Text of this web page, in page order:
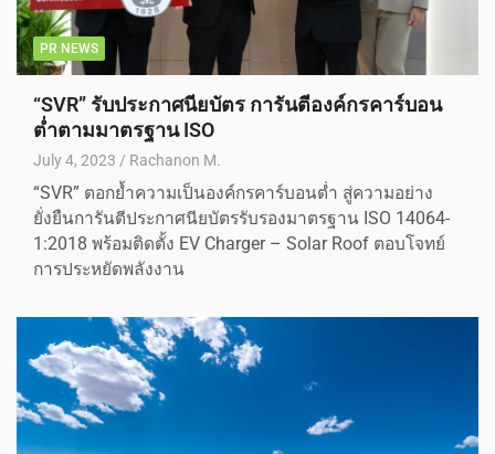
PR NEWS
“SVR” รับประกาศนียบัตร การันตีองค์กรคาร์บอน
ต่ำตามมาตรฐาน ISO
July 4, 2023 Rachanon M.
“SVR” ตอกย้ำความเป็นองค์กรคาร์บอนต่ำ สู่ความอย่าง
ยั่งยืนการันตีประกาศนียบัตรรับรองมาตรฐาน ISO 14064-
1:2018 พร้อมติดตั้ง EV Charger – Solar Roof ตอบโจทย์
การประหยัดพลังงาน